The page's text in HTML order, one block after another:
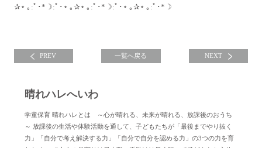
✰⋆ ｡:ﾟ･*☽:ﾟ･⋆ ｡✰⋆ ｡:ﾟ･*☽:ﾟ･⋆ ｡✰⋆ ｡:ﾟ･*☽
PREV 一覧へ戻る NEXT
晴れハレへいわ
学童保育 晴れハレとは ～心が晴れる、未来が晴れる、放課後のおうち
～ 放課後の生活や体験活動を通して、子どもたちが「最後までやり抜く
力」「自分で考え解決する力」「自分で自分を認める力」の3つの力を育